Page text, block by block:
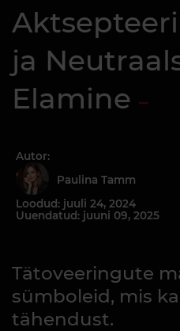
ja
Elamine
Autor:
Paulina Tamm
Loodud: juuli 24, 2024
Uuendatud: juuni 09, 2025
Tätoveeringute
sümboleid, mis
tähendust.